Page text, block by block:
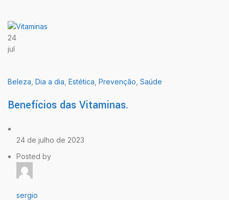
24
jul
Beleza Dia a dia Estética Prevenção Saúde
Benefícios das Vitaminas.
24 de julho de 2023
Posted by
sergio